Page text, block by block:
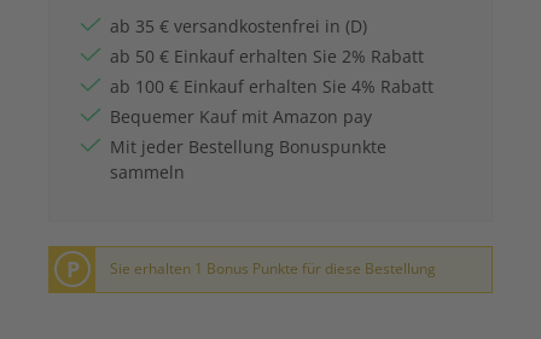
ab 35 € versandkostenfrei in (D)
ab 50 € Einkauf erhalten Sie 2% Rabatt
ab 100 € Einkauf erhalten Sie 4% Rabatt
Bequemer Kauf mit Amazon pay
Mit jeder Bestellung Bonuspunkte
sammeln
P Sie erhalten 1 Bonus Punkte für diese Bestellung